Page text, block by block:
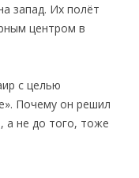
запад. Их полёт
центром в
с целью
Почему он решил
а не до того, тоже